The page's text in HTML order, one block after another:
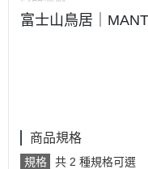
富士山鳥居｜
商品規格
規格 共 2 種規格可選